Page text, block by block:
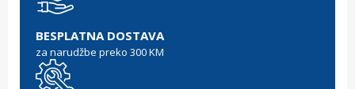
BESPLATNA DOSTAVA
za narudžbe preko 300 KM